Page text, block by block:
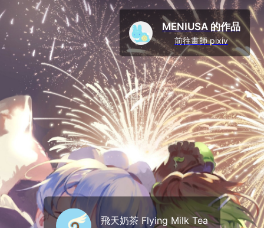
飛天奶茶 Flying Milk Tea
MENIUSA 的作品
前往畫師 pixiv